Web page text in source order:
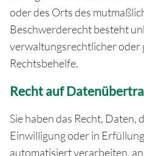
oder des Orts des
Beschwerderecht besteht
verwaltungsrechtlicher oder
Rechtsbehelfe.
Recht auf
Sie haben das Recht,
Einwilligung oder in
automatisiert verarbeiten,